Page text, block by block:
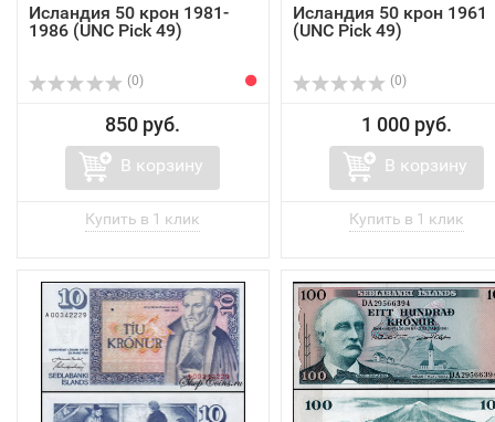
Исландия 50 крон 1981-
1986 (UNC Pick 49)
(0)
850 руб.
В корзину
Исландия 50 крон 1961
(UNC Pick 49)
(0)
1 000 руб.
В корзину